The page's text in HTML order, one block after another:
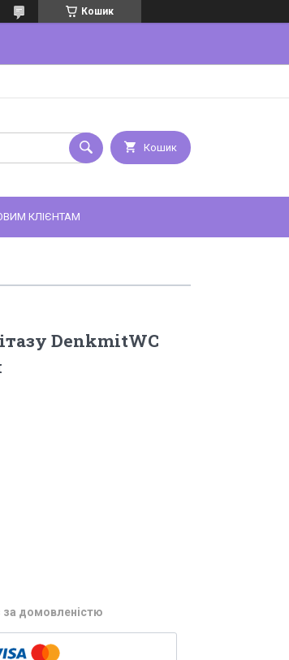
Кошик
Кошик
КЛІЄНТАМ
DenkmitWC
за домовленістю